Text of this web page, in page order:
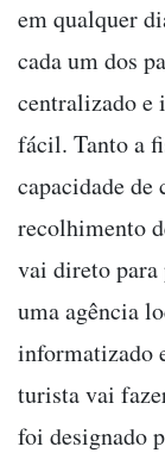
em qualquer
cada um dos
centralizado e
fácil. Tanto a
capacidade de
recolhimento
vai direto para
uma agência
informatizado
turista vai
foi designado